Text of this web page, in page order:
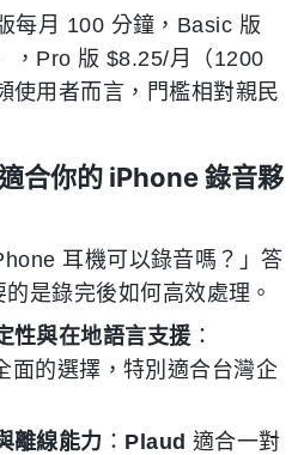
每月 100 分鐘，Basic 版
，Pro 版 $8.25/月（1200
使用者而言，門檻相對親民
合你的 iPhone 錄音夥
耳機可以錄音嗎？」答
是錄完後如何高效處理。
性與在地語言支援 ：
面的選擇，特別適合台灣企
離線能力 ： Plaud 適合一對